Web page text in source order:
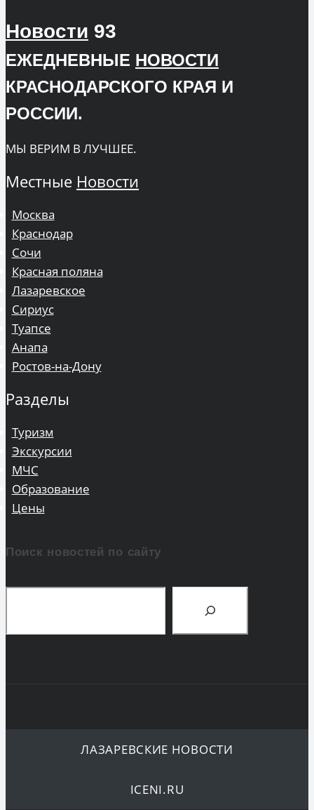
Новости 93
ЕЖЕДНЕВНЫЕ НОВОСТИ
КРАСНОДАРСКОГО КРАЯ И
РОССИИ.
МЫ ВЕРИМ В ЛУЧШЕЕ.
Местные Новости
Москва
Краснодар
Сочи
Красная поляна
Лазаревское
Сириус
Туапсе
Анапа
Ростов-на-Дону
Разделы
Туризм
Экскурсии
МЧС
Образование
Цены
Поиск новостей по сайту
ЛАЗАРЕВСКИЕ НОВОСТИ
ICENI.RU